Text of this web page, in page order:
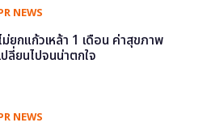
NEWS
ม่ยกแก้วเหล้า 1 เดือน ค่าสุขภาพ
ปลี่ยนไปจนน่าตกใจ
NEWS